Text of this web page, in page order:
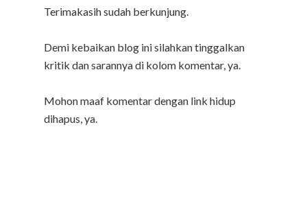
Terimakasih sudah berkunjung.
Demi kebaikan blog ini silahkan tinggalkan
kritik dan sarannya di kolom komentar, ya.
Mohon maaf komentar dengan link hidup
dihapus, ya.